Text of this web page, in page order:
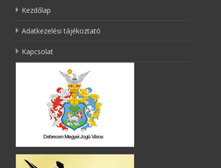
Kezdőlap
Adatkezelési tájékoztató
Kapcsolat